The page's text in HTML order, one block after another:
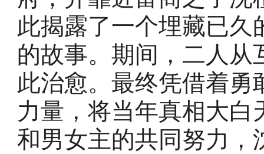
此揭露了一个埋藏已
的故事。期间，二人
此治愈。最终凭借着
力量，将当年真相大
和男女主的共同努力，